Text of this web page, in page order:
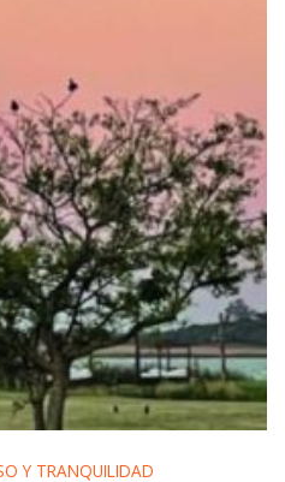
Y TRANQUILIDAD